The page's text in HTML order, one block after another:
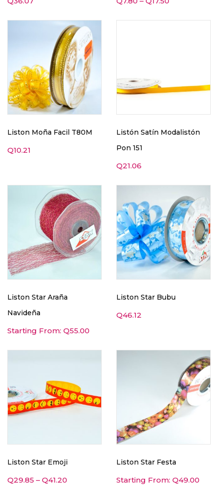
Liston Moña Facil T80M
Q10.21
Listón Satín Modalistón
Pon 151
Q21.06
Liston Star Araña
Navideña
Starting From: Q55.00
Liston Star Bubu
Q46.12
Liston Star Emoji
Q29.85 – Q41.20
Liston Star Festa
Starting From: Q49.00